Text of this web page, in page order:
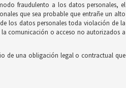
fraudulento a los datos personales, el
que sea probable que entrañe un alto
los datos personales toda violación de la
comunicación o acceso no autorizados a
de una obligación legal o contractual que